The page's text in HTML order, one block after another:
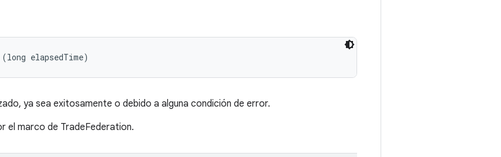
elapsedTime)
ya sea exitosamente o debido a alguna condición de error.
el marco de TradeFederation.